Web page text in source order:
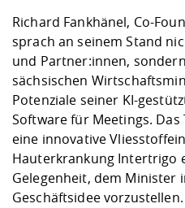
Richard Fankhänel, Co-
sprach an seinem Stand
und Partner:innen,
sächsischen
Potenziale seiner KI-
Software für Meetings. Das
eine innovative
Hauterkrankung Intertrigo
Gelegenheit, dem Minister
Geschäftsidee vorzustellen.